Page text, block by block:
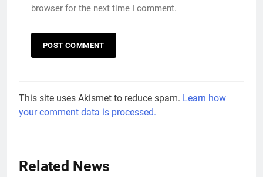
browser for the next time I comment.
This site uses Akismet to reduce spam. Learn how
your comment data is processed.
Related News